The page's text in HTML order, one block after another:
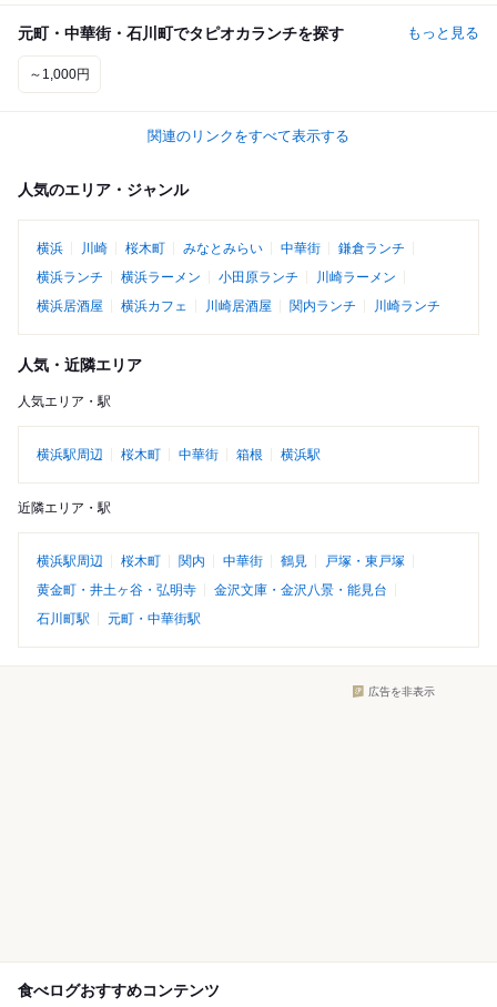
元町・中華街・石川町でタピオカランチを探す もっと見る
～1,000円
関連のリンクをすべて表示する
人気のエリア・ジャンル
横浜 川崎 桜木町 みなとみらい 中華街
鎌倉ランチ
横浜ランチ
横浜ラーメン 小田原ランチ
川崎ラーメン
横浜居酒屋
横浜カフェ 川崎居酒屋 関内ランチ 川崎ランチ
人気・近隣エリア
人気エリア・駅
横浜駅周辺 桜木町 中華街 箱根 横浜駅
近隣エリア・駅
横浜駅周辺 桜木町 関内 中華街 鶴見
戸塚・東戸塚
黄金町・井土ヶ谷・弘明寺
金沢文庫・金沢八景・能見台
石川町駅
元町・中華街駅
広告を非表示
食べログおすすめコンテンツ